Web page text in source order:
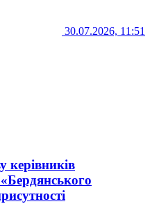
30.07.2026, 11:51
керівників